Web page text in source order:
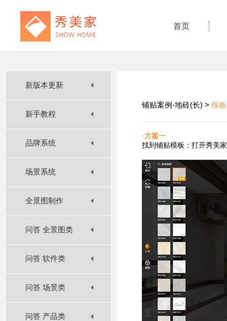
首页
新版本更新
新手教程
品牌系统
场景系统
全景图制作
问答 全景图类
问答 软件类
问答 场景类
问答 产品类
铺贴案例-地砖(长) > 模
·方案一
找到铺贴模板：打开秀美